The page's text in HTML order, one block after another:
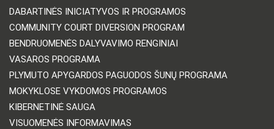
DABARTINĖS INICIATYVOS IR PROGRAMOS
COMMUNITY COURT DIVERSION PROGRAM
BENDRUOMENĖS DALYVAVIMO RENGINIAI
VASAROS PROGRAMA
PLYMUTO APYGARDOS PAGUODOS ŠUNŲ PROGRAMA
MOKYKLOSE VYKDOMOS PROGRAMOS
KIBERNETINĖ SAUGA
VISUOMENĖS INFORMAVIMAS